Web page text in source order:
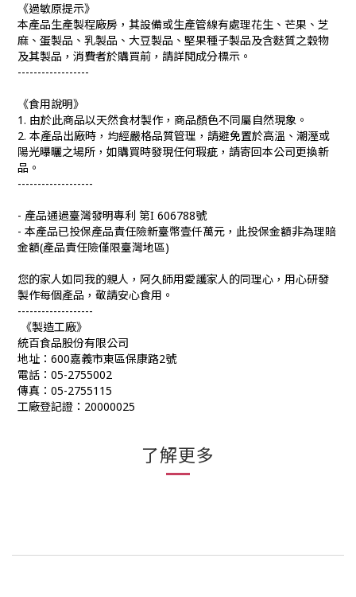
《過敏原提示》
本產品生產製程廠房，其設備或生產管線有處理花生、芒果、芝
麻、蛋製品、乳製品、大豆製品、堅果種子製品及含麩質之穀物
及其製品，消費者於購買前，請詳閱成分標示。
------------------
《食用說明》
1. 由於此商品以天然食材製作，商品顏色不同屬自然現象。
2. 本產品出廠時，均經嚴格品質管理，請避免置於高溫、潮溼或
陽光曝曬之場所，如購買時發現任何瑕疵，請寄回本公司更換新
品。
-------------------
- 產品通過臺灣發明專利 第I 606788號
- 本產品已投保產品責任險新臺幣壹仟萬元，此投保金額非為理賠
金額(產品責任險僅限臺灣地區)
您的家人如同我的親人，阿久師用愛護家人的同理心，用心研發
製作每個產品，敬請安心食用。
-------------------
《製造工廠》
統百食品股份有限公司
地址： 600嘉義市東區保康路2號
電話： 05-2755002
傳真： 05-2755115
工廠登記證： 20000025
了解更多